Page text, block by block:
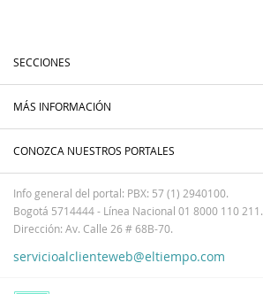
SECCIONES
MÁS INFORMACIÓN
CONOZCA NUESTROS PORTALES
Info general del portal: PBX: 57 (1) 2940100.
Bogotá 5714444 - Línea Nacional 01 8000 110 211.
Dirección: Av. Calle 26 # 68B-70.
servicioalclienteweb@eltiempo.com